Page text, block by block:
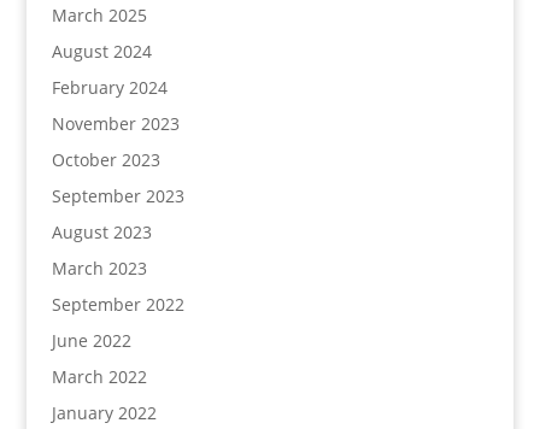
March 2025
August 2024
February 2024
November 2023
October 2023
September 2023
August 2023
March 2023
September 2022
June 2022
March 2022
January 2022